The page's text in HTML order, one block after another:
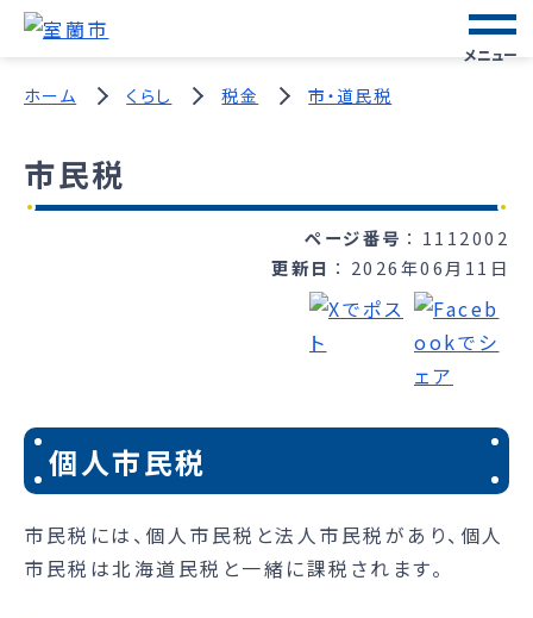
メニュー
ホーム くらし 税金 市・道民税
市民税
ページ番号
1112002
更新日
2026年06月11日
個人市民税
市民税には、個人市民税と法人市民税があり、個人
市民税は北海道民税と一緒に課税されます。